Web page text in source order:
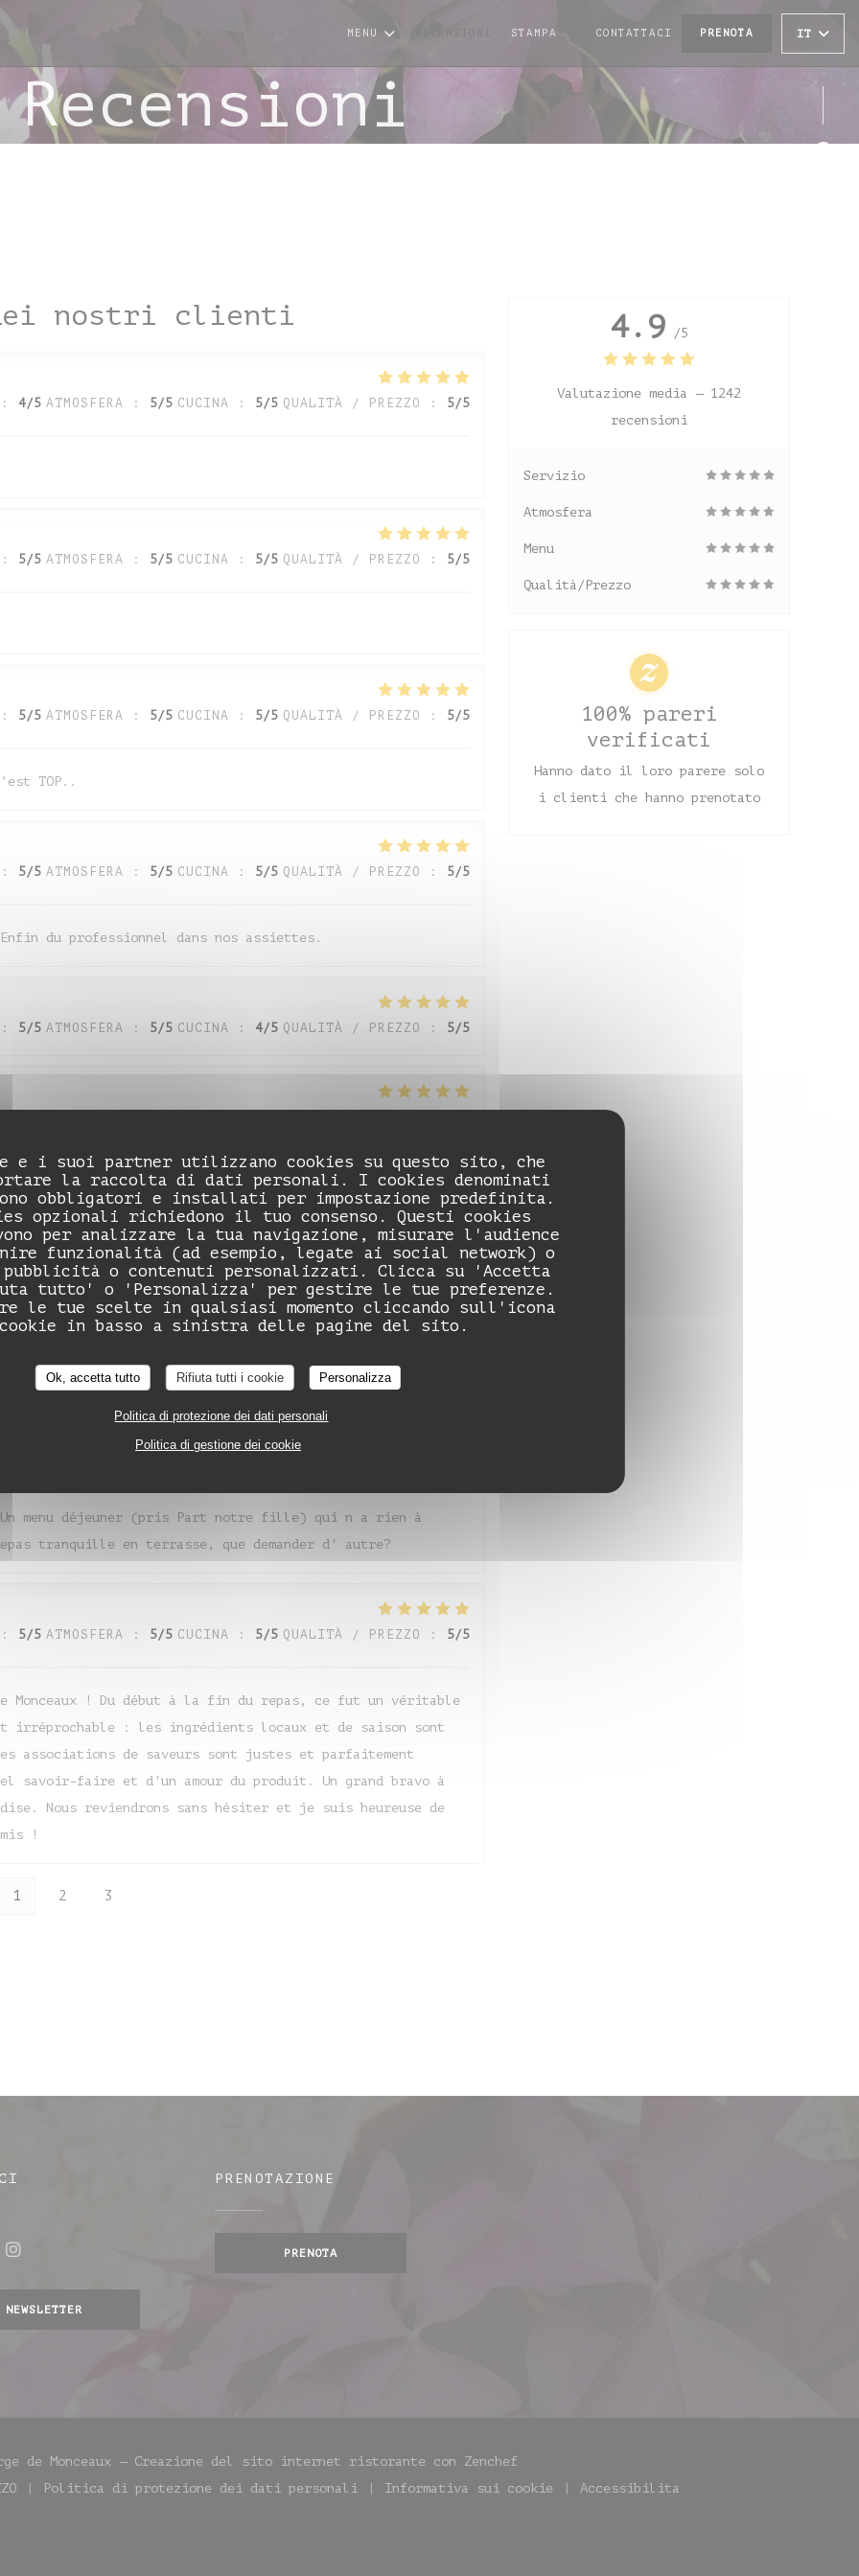
i suoi partner utilizzano cookies su questo sito, che
la raccolta di dati personali. I cookies denominati
obbligatori e installati per impostazione predefinita.
opzionali richiedono il tuo consenso. Questi cookies
per analizzare la tua navigazione, misurare l'audience
funzionalità (ad esempio, legate ai social network) o
o contenuti personalizzati. Clicca su 'Accetta
tutto' o 'Personalizza' per gestire le tue preferenze.
le tue scelte in qualsiasi momento cliccando sull'icona
in basso a sinistra delle pagine del sito.
Ok, accetta tutto Rifiuta tutti i cookie Personalizza
Politica di protezione dei dati personali
Politica di gestione dei cookie
MENU STAMPA CONTATTACI PRENOTA IT
Recensioni
nostri clienti
: 4/5 ATMOSFERA : 5/5 CUCINA : 5/5 QUALITÀ / PREZZO : 5/5
: 5/5 ATMOSFERA : 5/5 CUCINA : 5/5 QUALITÀ / PREZZO : 5/5
: 5/5 ATMOSFERA : 5/5 CUCINA : 5/5 QUALITÀ / PREZZO : 5/5
TOP..
: 5/5 ATMOSFERA : 5/5 CUCINA : 5/5 QUALITÀ / PREZZO : 5/5
du professionnel dans nos assiettes.
: 5/5 ATMOSFERA : 5/5 CUCINA : 4/5 QUALITÀ / PREZZO : 5/5
5/5 ATMOSFERA: 5/5 CUCINA : 5/5 QUALITÀ / PREZZO: 5/5
5/5 ATMOSFERA : 5/5 CUCINA : /5 QUALITÀ / PREZZO: 5/5
est super et personnel au top
: 4/5 CUCINA: 5/5 QUALITÀ / PREZZO
menu déjeuner (pris Part notre fille) qui n a rien à
tranquille en terrasse, que demander d' autre?
: 5/5 ATMOSFERA : 5/5 CUCINA : 5/5 QUALITÀ / PREZZO : 5/5
Monceaux ! Du début à la fin du repas, ce fut un véritable
irréprochable : les ingrédients locaux et de saison sont
associations de saveurs sont justes et parfaitement
savoir-faire et d'un amour du produit. Un grand bravo à
Nous reviendrons sans hésiter et je suis heureuse de
!
1 2 3
4.9 /5
Valutazione media — 1242
recensioni
Servizio
Atmosfera
Menu
Qualità/Prezzo
100% pareri
verificati
Hanno dato il loro parere solo
i clienti che hanno prenotato
NEWSLETTER
PRENOTAZIONE
PRENOTA
de Monceaux — Creazione del sito internet ristorante con Zenchef
una nuova finestra))
Politica di protezione dei dati personali
((apre una nuova finestra))
Informativa sui cookie
Accessibilita
Auberge de Monceaux